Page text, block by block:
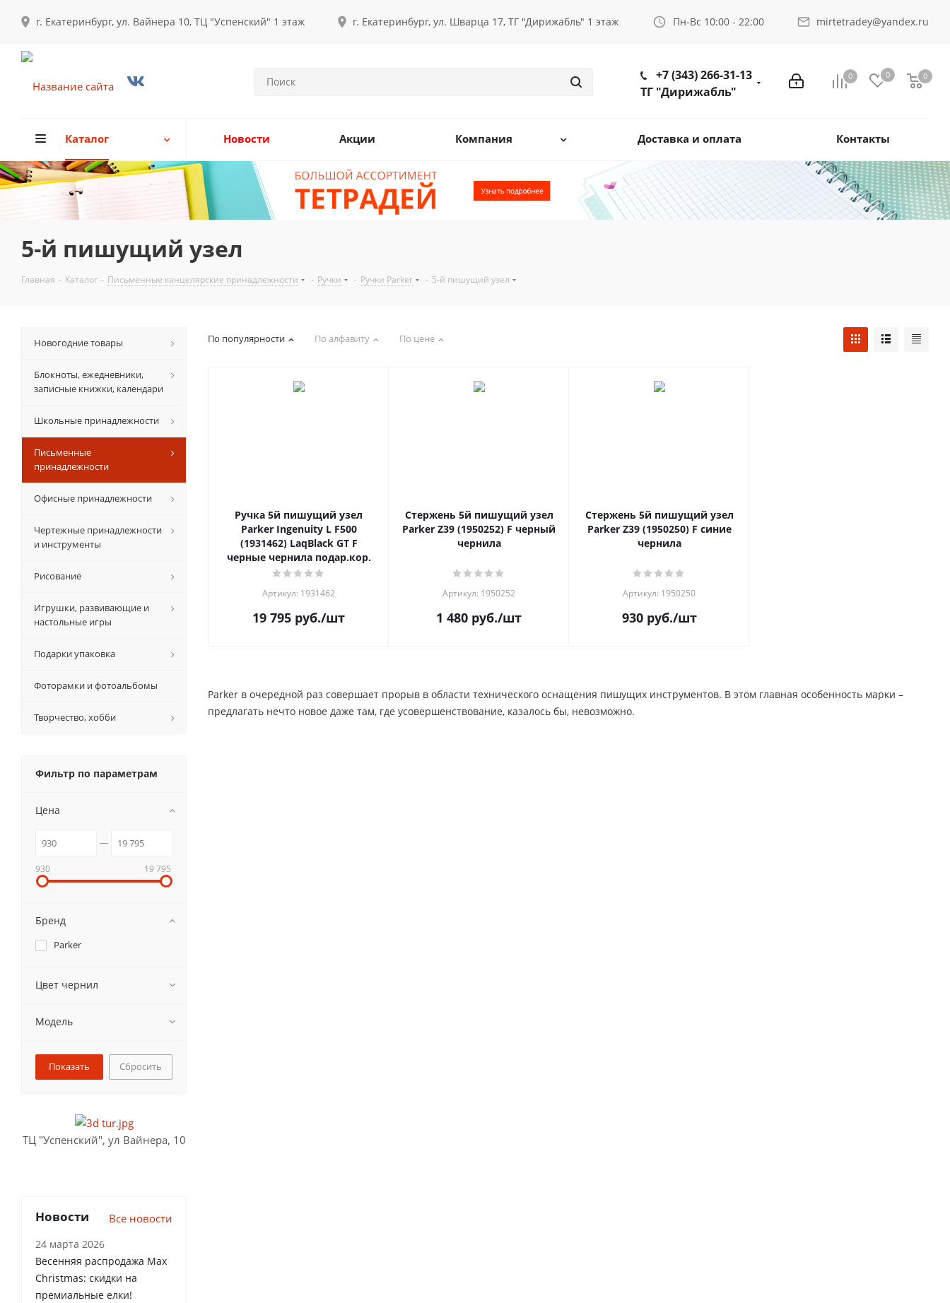
г. Екатеринбург, ул. Вайнера 10, ТЦ "Успенский" 1 этаж г. Екатеринбург, ул. Шварца 17, ТГ "Дирижабль" 1 этаж Пн-Вс 10:00 - 22:00 mirtetradey@yandex.ru
0 0 0
+7 (343) 266-31-13
ТГ "Дирижабль"
Каталог Новости Акции Компания Доставка и оплата Контакты
5-й пишущий узел
Главная - Каталог - Письменные канцелярские принадлежности - Ручки - Ручки Parker - 5-й пишущий узел
По популярности По алфавиту По цене
Ручка 5й пишущий узел
Parker Ingenuity L F500
(1931462) LaqBlack GT F
черные чернила подар.кор.
Артикул: 1931462
19 795 руб./шт
Стержень 5й пишущий узел
Parker Z39 (1950252) F черный
чернила
Артикул: 1950252
1 480 руб./шт
Стержень 5й пишущий узел
Parker Z39 (1950250) F синие
чернила
Артикул: 1950250
930руб./шт
Parker в очередной раз совершает прорыв в области технического оснащения пишущих инструментов. В этом главная особенность марки –
предлагать нечто новое даже там, где усовершенствование, казалось бы, невозможно.
Новогодние товары
Блокноты, ежедневники,
записные книжки, календари
Школьные принадлежности
Письменные
принадлежности
Офисные принадлежности
Чертежные принадлежности
и инструменты
Рисование
Игрушки, развивающие и
настольные игры
Подарки упаковка
Фоторамки и фотоальбомы
Творчество, хобби
Фильтр по параметрам
Цена
930 19 795
Бренд
Parker
Цвет чернил
Модель
Сбросить
ТЦ "Успенский", ул Вайнера, 10
Новости Все новости
24 марта 2026
Весенняя распродажа Max
Christmas: скидки на
премиальные елки!